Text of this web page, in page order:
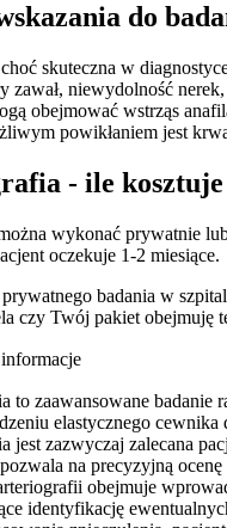
do
skuteczna w
zawał, niewydolność
obejmować wstrząs
powikłaniem jest
- ile kosztuje
wykonać prywatnie
oczekuje 1-2 miesiące.
badania w
czy Twój pakiet obejmuję
to zaawansowane badanie
elastycznego cewnika
jest zazwyczaj zalecana
na precyzyjną
obejmuje
identyfikację